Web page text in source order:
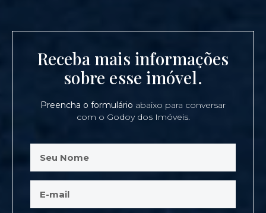
Receba mais informações
sobre esse imóvel.
Preencha o formulário abaixo para conversar
com o Godoy dos Imóveis.